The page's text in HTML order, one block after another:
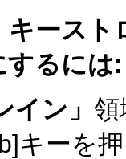
ース
するには:
イン」 領
キーを